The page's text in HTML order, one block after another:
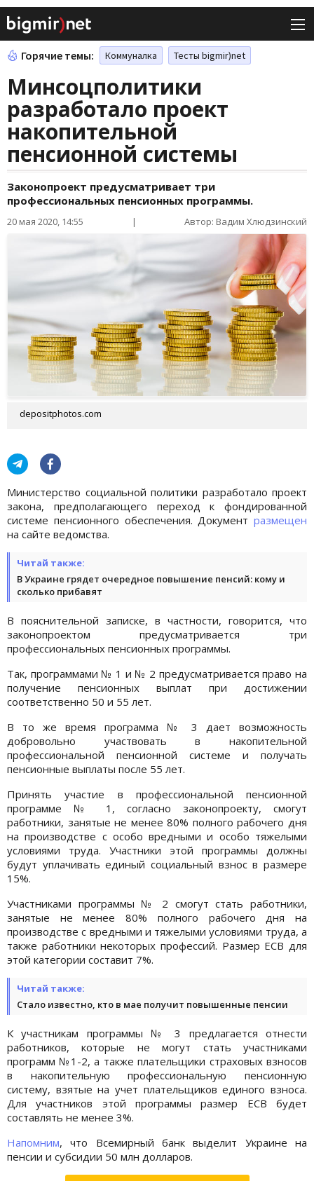
Горячие темы: Коммуналка Тесты bigmir)net
Минсоцполитики
разработало проект
накопительной
пенсионной системы
Законопроект предусматривает три
профессиональных пенсионных программы.
20 мая 2020, 14:55 | Автор: Вадим Хлюдзинский
depositphotos.com
Министерство социальной политики разработало проект
закона, предполагающего переход к фондированной
системе пенсионного обеспечения. Документ размещен
на сайте ведомства.
Читай также:
В Украине грядет очередное повышение пенсий: кому и
сколько прибавят
В пояснительной записке, в частности, говорится, что
законопроектом предусматривается три
профессиональных пенсионных программы.
Так, программами № 1 и № 2 предусматривается право на
получение пенсионных выплат при достижении
соответственно 50 и 55 лет.
В то же время программа № 3 дает возможность
добровольно участвовать в накопительной
профессиональной пенсионной системе и получать
пенсионные выплаты после 55 лет.
Принять участие в профессиональной пенсионной
программе № 1, согласно законопроекту, смогут
работники, занятые не менее 80% полного рабочего дня
на производстве с особо вредными и особо тяжелыми
условиями труда. Участники этой программы должны
будут уплачивать единый социальный взнос в размере
15%.
Участниками программы № 2 смогут стать работники,
занятые не менее 80% полного рабочего дня на
производстве с вредными и тяжелыми условиями труда, а
также работники некоторых профессий. Размер ЕСВ для
этой категории составит 7%.
Читай также:
Стало известно, кто в мае получит повышенные пенсии
К участникам программы № 3 предлагается отнести
работников, которые не могут стать участниками
программ №1-2, а также плательщики страховых взносов
в накопительную профессиональную пенсионную
систему, взятые на учет плательщиков единого взноса.
Для участников этой программы размер ЕСВ будет
составлять не менее 3%.
Напомним, что Всемирный банк выделит Украине на
пенсии и субсидии 50 млн долларов.